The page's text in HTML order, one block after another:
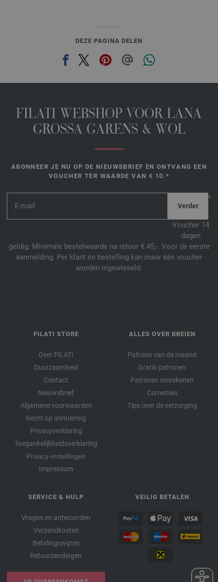
DEZE PAGINA DELEN
FILATI WEBSHOP VOOR LANA
GROSSA GARENS & WOL
ABONNEER JE NU OP DE NIEUWSBRIEF EN ONTVANG EEN
VOUCHER TER WAARDE VAN € 10.*
*
Voucher 14
dagen
geldig. Minimale bestelwaarde na retour € 45,-. Voor de eerste
aanmelding. Per klant en bestelling kan maar één voucher
worden ingewisseld.
FILATI STORE
Over FILATI
Duurzaamheid
Contact
Nieuwsbrief
Algemene voorwaarden
Recht op annulering
Privacyverklaring
Toegankelijkheidsverklaring
Privacy-instellingen
Impressum
ALLES OVER BREIEN
Patroon van de maand
Gratis patronen
Patronen omrekenen
Correcties
Tips over de verzorging
SERVICE & HULP
Vragen en antwoorden
Verzendkosten
Betalingswijzen
Retourzendingen
VEILIG BETALEN